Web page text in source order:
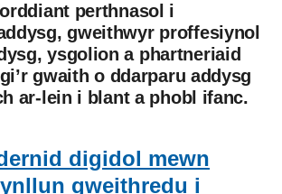
perthnasol i
gweithwyr proffesiynol
ysgolion a phartneriaid
gwaith o ddarparu addysg
ar-lein i blant a phobl ifanc.
digidol mewn
gweithredu i